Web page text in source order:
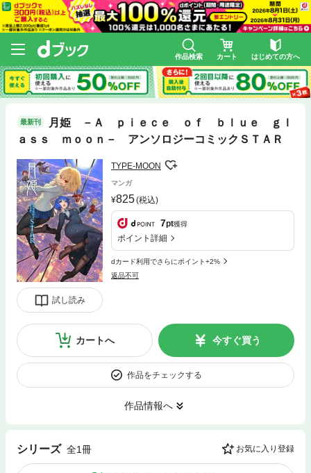
作品検索 カート はじめての方へ
最新刊
月姫 －Ａ ｐｉｅｃｅ ｏｆ ｂｌｕｅ ｇｌ
ａｓｓ ｍｏｏｎ－ アンソロジーコミックＳＴＡＲ
試し読み
TYPE-MOON
マンガ
825(税込)
7pt獲得
ポイント詳細
dカード利用でさらにポイント+2%
返品不可
カートへ 今すぐ買う
作品をチェックする
作品情報へ
シリーズ 全1冊 お気に入り登録